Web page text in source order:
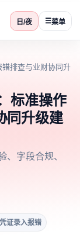
日/夜 ☰菜单
排查与业财协同升
标准操作
同升级建
字段合规、
证录入报错